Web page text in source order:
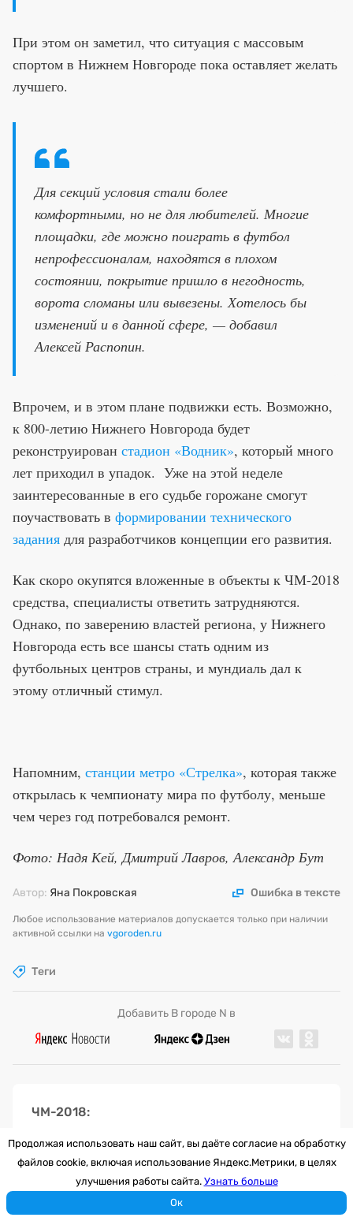
При этом он заметил, что ситуация с массовым
спортом в Нижнем Новгороде пока оставляет желать
лучшего.
Для секций условия стали более
комфортными, но не для любителей. Многие
площадки, где можно поиграть в футбол
непрофессионалам, находятся в плохом
состоянии, покрытие пришло в негодность,
ворота сломаны или вывезены. Хотелось бы
изменений и в данной сфере, — добавил
Алексей Распопин.
Впрочем, и в этом плане подвижки есть. Возможно,
к 800-летию Нижнего Новгорода будет
реконструирован стадион «Водник», который много
лет приходил в упадок. Уже на этой неделе
заинтересованные в его судьбе горожане смогут
поучаствовать в формировании технического
задания для разработчиков концепции его развития.
Как скоро окупятся вложенные в объекты к ЧМ-2018
средства, специалисты ответить затрудняются.
Однако, по заверению властей региона, у Нижнего
Новгорода есть все шансы стать одним из
футбольных центров страны, и мундиаль дал к
этому отличный стимул.
Напомним, станции метро «Стрелка», которая также
открылась к чемпионату мира по футболу, меньше
чем через год потребовался ремонт.
Фото: Надя Кей, Дмитрий Лавров, Александр Бут
Автор: Яна Покровская Ошибка в тексте
Любое использование материалов допускается только при наличии
активной ссылки на vgoroden.ru
Теги
Добавить В городе N в
ЧМ-2018
В Нижнем Новгороде наградят
волонтеров ЧМ-2018
Продолжая использовать наш сайт, вы даёте согласие на обработку
файлов cookie, включая использование Яндекс.Метрики, в целях
улучшения работы сайта. Узнать больше
Ок